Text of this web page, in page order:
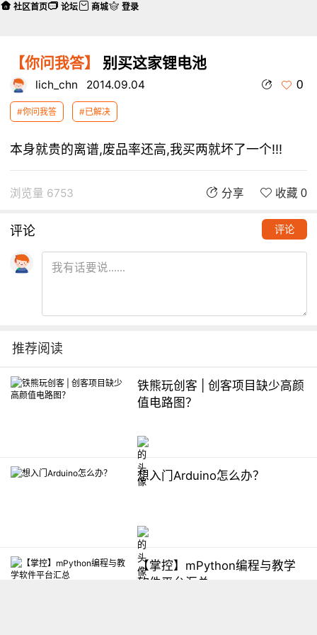
【你问我答】 别买这家锂电池
lich_chn 2014.09.04 0
#你问我答 #已解决
本身就贵的离谱,废品率还高,我买两就坏了一个!!!
浏览量 6753 分享 收藏 0
评论 评论
推荐阅读
铁熊玩创客 | 创客项目缺少高颜
值电路图？
想入门Arduino怎么办？
【掌控】mPython编程与教学
软件平台汇总
社区首页 论坛 商城 登录